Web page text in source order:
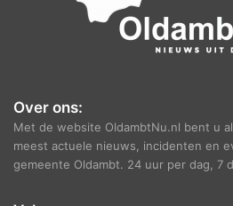
Over ons:
Met de website OldambtNu.nl bent u
meest actuele nieuws, incidenten en
gemeente Oldambt. 24 uur per dag, 7